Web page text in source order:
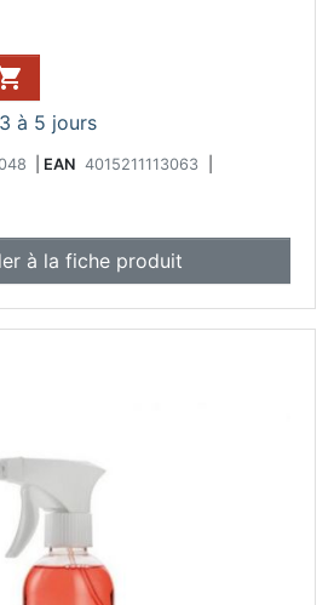
à 5 jours
EAN 4015211113063
à la fiche produit